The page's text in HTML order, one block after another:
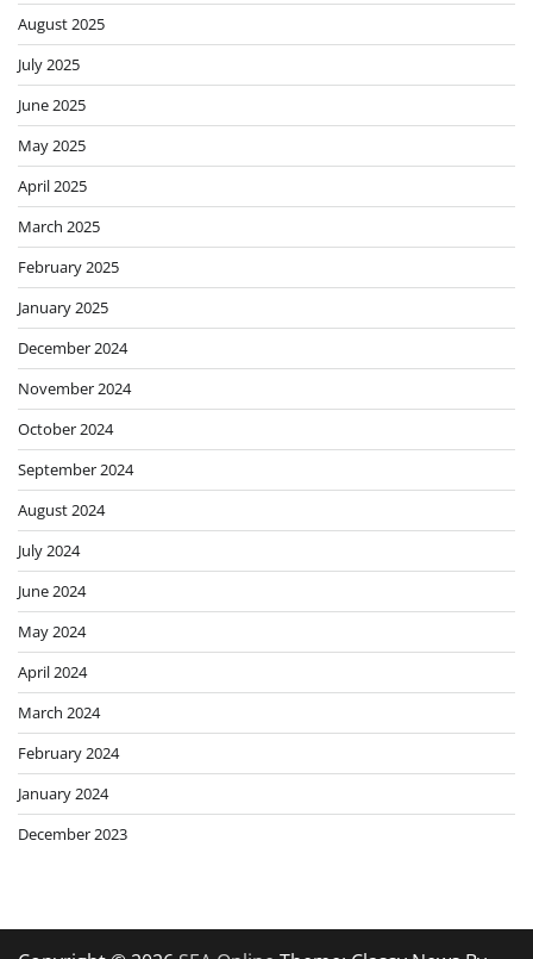
August 2025
July 2025
June 2025
May 2025
April 2025
March 2025
February 2025
January 2025
December 2024
November 2024
October 2024
September 2024
August 2024
July 2024
June 2024
May 2024
April 2024
March 2024
February 2024
January 2024
December 2023